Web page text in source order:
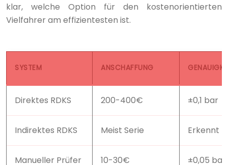
klar, welche Option für den kostenorientierten
Vielfahrer am effizientesten ist.
SYSTEM ANSCHAFFUNG
Direktes RDKS 200-400€ ±0,1 bar
Indirektes RDKS Meist Serie Erkennt
Manueller Prüfer 10-30€ ±0,05 bar